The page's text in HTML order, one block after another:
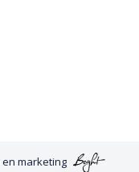
en marketing